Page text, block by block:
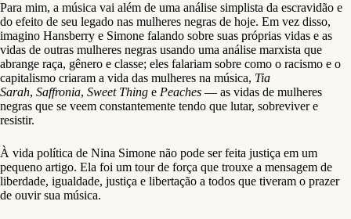
Para mim, a música vai além de uma análise simplista da escravidão e
do efeito de seu legado nas mulheres negras de hoje. Em vez disso,
imagino Hansberry e Simone falando sobre suas próprias vidas e as
vidas de outras mulheres negras usando uma análise marxista que
abrange raça, gênero e classe; eles falariam sobre como o racismo e o
capitalismo criaram a vida das mulheres na música, Tia
Sarah, Saffronia, Sweet Thing e Peaches — as vidas de mulheres
negras que se veem constantemente tendo que lutar, sobreviver e
resistir.
À vida política de Nina Simone não pode ser feita justiça em um
pequeno artigo. Ela foi um tour de força que trouxe a mensagem de
liberdade, igualdade, justiça e libertação a todos que tiveram o prazer
de ouvir sua música.